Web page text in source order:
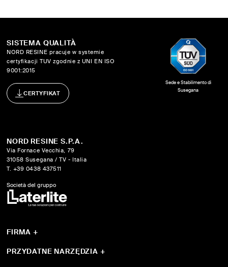
Sede e Stabilimento di
Susegana
SISTEMA QUALITÀ
NORD RESINE pracuje w systemie
certyfikacji TUV zgodnie z UNI EN ISO
9001:2015
CERTYFIKAT
NORD RESINE S.P.A.
Via Fornace Vecchia, 79
31058 Susegana / TV - Italia
T. +39 0438 437511
Società del gruppo
FIRMA+
Sistemi
PRZYDATNE NARZĘDZIA +